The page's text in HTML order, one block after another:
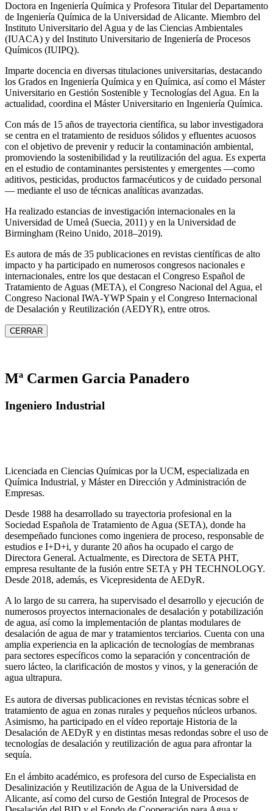
Doctora en Ingeniería Química y Profesora Titular del Departamento
de Ingeniería Química de la Universidad de Alicante. Miembro del
Instituto Universitario del Agua y de las Ciencias Ambientales
(IUACA) y del Instituto Universitario de Ingeniería de Procesos
Químicos (IUIPQ).
Imparte docencia en diversas titulaciones universitarias, destacando
los Grados en Ingeniería Química y en Química, así como el Máster
Universitario en Gestión Sostenible y Tecnologías del Agua. En la
actualidad, coordina el Máster Universitario en Ingeniería Química.
Con más de 15 años de trayectoria científica, su labor investigadora
se centra en el tratamiento de residuos sólidos y efluentes acuosos
con el objetivo de prevenir y reducir la contaminación ambiental,
promoviendo la sostenibilidad y la reutilización del agua. Es experta
en el estudio de contaminantes persistentes y emergentes —como
aditivos, pesticidas, productos farmacéuticos y de cuidado personal
— mediante el uso de técnicas analíticas avanzadas.
Ha realizado estancias de investigación internacionales en la
Universidad de Umeå (Suecia, 2011) y en la Universidad de
Birmingham (Reino Unido, 2018–2019).
Es autora de más de 35 publicaciones en revistas científicas de alto
impacto y ha participado en numerosos congresos nacionales e
internacionales, entre los que destacan el Congreso Español de
Tratamiento de Aguas (META), el Congreso Nacional del Agua, el
Congreso Nacional IWA‑YWP Spain y el Congreso Internacional
de Desalación y Reutilización (AEDYR), entre otros.
CERRAR
Mª Carmen Garcia Panadero
Ingeniero Industrial
Licenciada en Ciencias Químicas por la UCM, especializada en
Química Industrial, y Máster en Dirección y Administración de
Empresas.
Desde 1988 ha desarrollado su trayectoria profesional en la
Sociedad Española de Tratamiento de Agua (SETA), donde ha
desempeñado funciones como ingeniera de proceso, responsable de
estudios e I+D+i, y durante 20 años ha ocupado el cargo de
Directora General. Actualmente, es Directora de SETA PHT,
empresa resultante de la fusión entre SETA y PH TECHNOLOGY.
Desde 2018, además, es Vicepresidenta de AEDyR.
A lo largo de su carrera, ha supervisado el desarrollo y ejecución de
numerosos proyectos internacionales de desalación y potabilización
de agua, así como la implementación de plantas modulares de
desalación de agua de mar y tratamientos terciarios. Cuenta con una
amplia experiencia en la aplicación de tecnologías de membranas
para sectores específicos como la separación y concentración de
suero lácteo, la clarificación de mostos y vinos, y la generación de
agua ultrapura.
Es autora de diversas publicaciones en revistas técnicas sobre el
tratamiento de agua en zonas rurales y pequeños núcleos urbanos.
Asimismo, ha participado en el vídeo reportaje Historia de la
Desalación de AEDyR y en distintas mesas redondas sobre el uso de
tecnologías de desalación y reutilización de agua para afrontar la
sequía.
En el ámbito académico, es profesora del curso de Especialista en
Desalinización y Reutilización de Agua de la Universidad de
Alicante, así como del curso de Gestión Integral de Procesos de